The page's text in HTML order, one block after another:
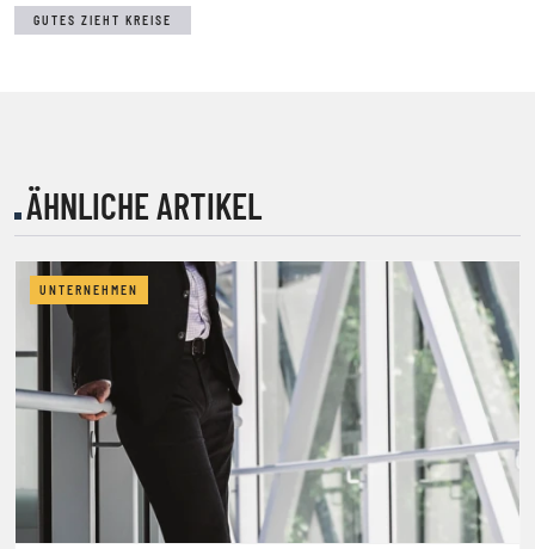
GUTES ZIEHT KREISE
ÄHNLICHE ARTIKEL
UNTERNEHMEN